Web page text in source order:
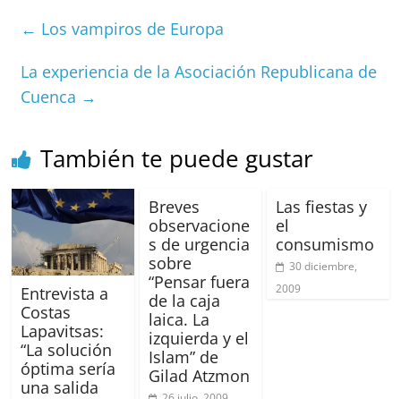
e
o
o
l s
p
h
s tir
← Los vampiros de Europa
La experiencia de la Asociación Republicana de
Cuenca →
También te puede gustar
Entrevista a
Costas
Lapavitsas:
“La solución
óptima sería
una salida
Breves
observacione
s de urgencia
sobre
“Pensar fuera
de la caja
laica. La
izquierda y el
Islam” de
Gilad Atzmon
Las fiestas y
el
consumismo
30 diciembre,
2009